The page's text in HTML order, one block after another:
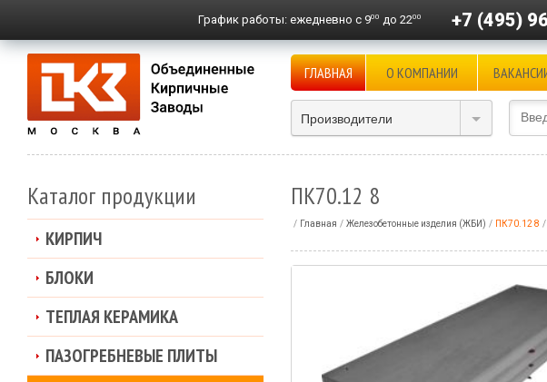
График работы: ежедневно с 900 до 2200 +7 (495)
ГЛАВНАЯ О КОМПАНИИ
Производители
ПК70.12 8
Главная Железобетонные изделия (ЖБИ) ПК70.12 8
Каталог продукции
КИРПИЧ
БЛОКИ
ТЕПЛАЯ КЕРАМИКА
ПАЗОГРЕБНЕВЫЕ ПЛИТЫ